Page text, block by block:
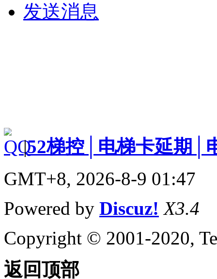
发送消息
|52梯控│电梯卡延期│
GMT+8, 2026-8-9 01:47
Powered by Discuz! X3.4
Copyright © 2001-2020,
返回顶部